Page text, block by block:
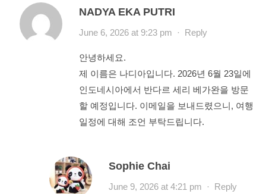
NADYA EKA PUTRI
June 6, 2026 at 9:23 pm · Reply
안녕하세요.
제 이름은 나디아입니다. 2026년 6월 23일에
인도네시아에서 반다르 세리 베가완을 방문
할 예정입니다. 이메일을 보내드렸으니, 여행
일정에 대해 조언 부탁드립니다.
Sophie Chai
June 9, 2026 at 4:21 pm · Reply